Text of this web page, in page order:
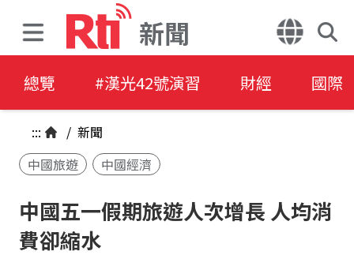
新聞
總覽 #漢光42號演習 財經 國際
::: / 新聞
中國旅遊
中國經濟
中國五一假期旅遊人次增長 人均消
費卻縮水